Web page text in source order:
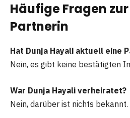
Häufige Fragen
Partnerin
Hat Dunja Hayali aktuell eine
Nein, es gibt keine bestätigten
War Dunja Hayali verheiratet?
Nein, darüber ist nichts bekannt.